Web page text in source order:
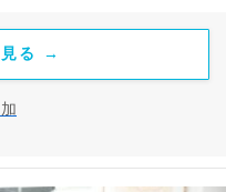
見る →